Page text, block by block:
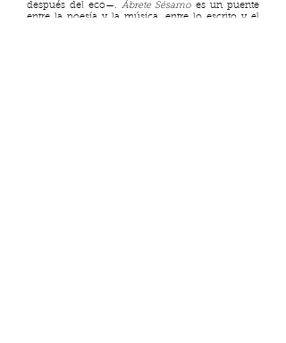
después del eco—. Ábrete Sésamoes un puente
entre la poesía y la música, entre lo escrito y el